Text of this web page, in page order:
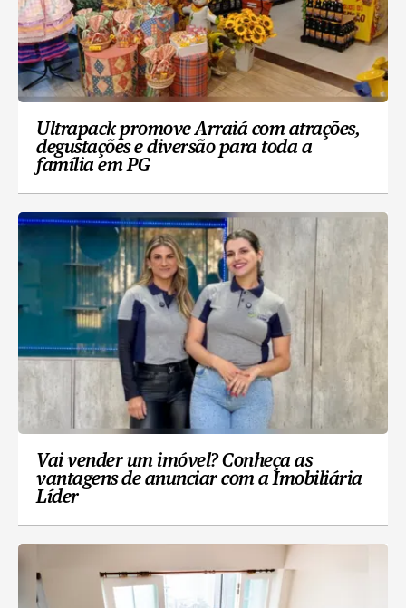
Ultrapack promove Arraiá com atrações,
degustações e diversão para toda a
família em PG
Vai vender um imóvel? Conheça as
vantagens de anunciar com a Imobiliária
Líder